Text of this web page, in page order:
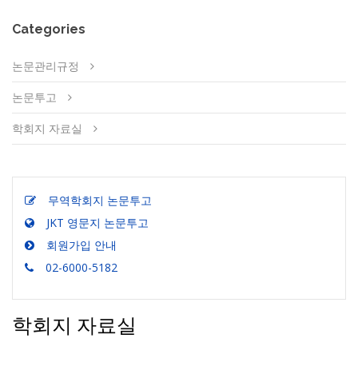
Categories
논문관리규정
논문투고
학회지 자료실
무역학회지 논문투고
JKT 영문지 논문투고
회원가입 안내
02-6000-5182
학회지 자료실